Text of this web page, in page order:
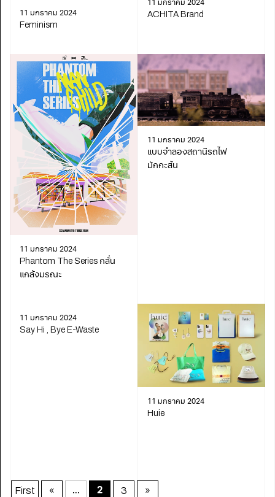
11 มกราคม 2024
Feminism
11 มกราคม 2024
ACHITA Brand
11 มกราคม 2024
Phantom The Series กลั่น
แกล้งมรณะ
11 มกราคม 2024
แบบจำลองสถานีรถไฟ
มักกะสัน
11 มกราคม 2024
Say Hi , Bye E-Waste
11 มกราคม 2024
Huie
First « ... 2 3 »